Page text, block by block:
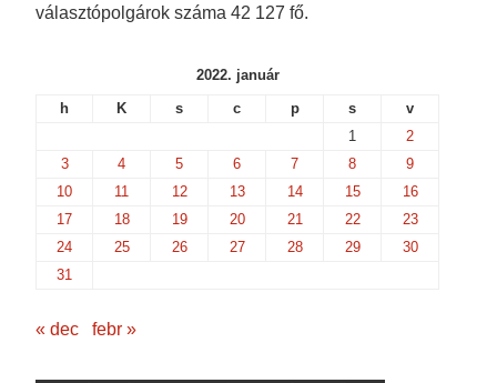
)
választópolgárok száma 42 127 fő.
2022. január
h
K s c p s
v
1
2
3
4 5 6 7 8
9
10
11 12 13 14 15
16
17
18 19 20 21 22
23
24
25 26 27 28 29
30
31
« dec febr »